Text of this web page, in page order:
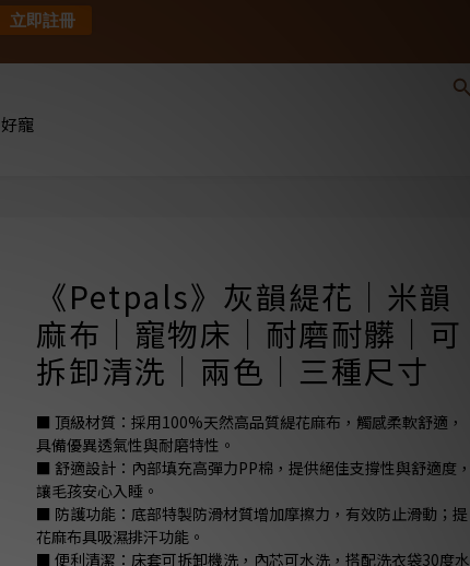
寵
《Petpals》灰韻緹花｜米韻
麻布｜寵物床｜耐磨耐髒｜可
拆卸清洗｜兩色｜三種尺寸
■ 頂級材質：採用100%天然高品質緹花麻布，觸感柔軟舒適，
具備優異透氣性與耐磨特性。
■ 舒適設計：內部填充高彈力PP棉，提供絕佳支撐性與舒適度，
讓毛孩安心入睡。
■ 防護功能：底部特製防滑材質增加摩擦力，有效防止滑動；提
花麻布具吸濕排汗功能。
■ 便利清潔：床套可拆卸機洗，內芯可水洗，搭配洗衣袋30度水
立即註冊